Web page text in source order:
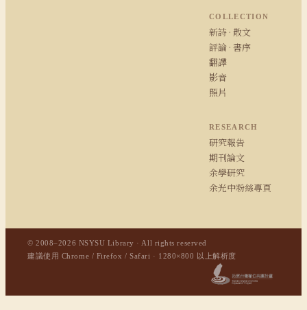
COLLECTION
新詩 · 散文
評論 · 書序
翻譯
影音
照片
RESEARCH
研究報告
期刊論文
余學研究
余光中粉絲專頁
© 2008–2026 NSYSU Library · All rights reserved
建議使用 Chrome / Firefox / Safari · 1280×800 以上解析度